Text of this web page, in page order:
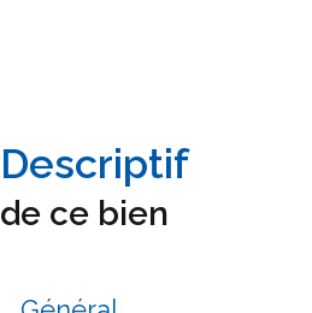
descriptif
de ce bien